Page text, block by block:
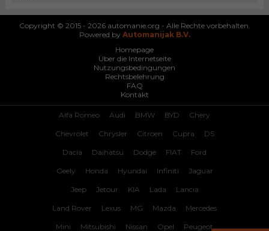
Copyright © 2015 - 2026 automanie.org - Alle Rechte vorbehalten.
Powered by Automanijak B.V.
Homepage
Über die Internetseite
Nutzungsbedingungen
Rechtsbelehrung
FAQ
Kontakt
Alfa Romeo Audi BMW BYD Chery
Chevrolet Chrysler Citroen Cupra DS
Dacia Daihatsu Dodge FIAT Ford
Geely Honda Hyundai Infiniti Jaguar
Jeep Jetour KIA Lada Lancia
Land Rover Lexus MG Mazda Mercedes
Mini Mitsubishi Nissan Opel Peugeot